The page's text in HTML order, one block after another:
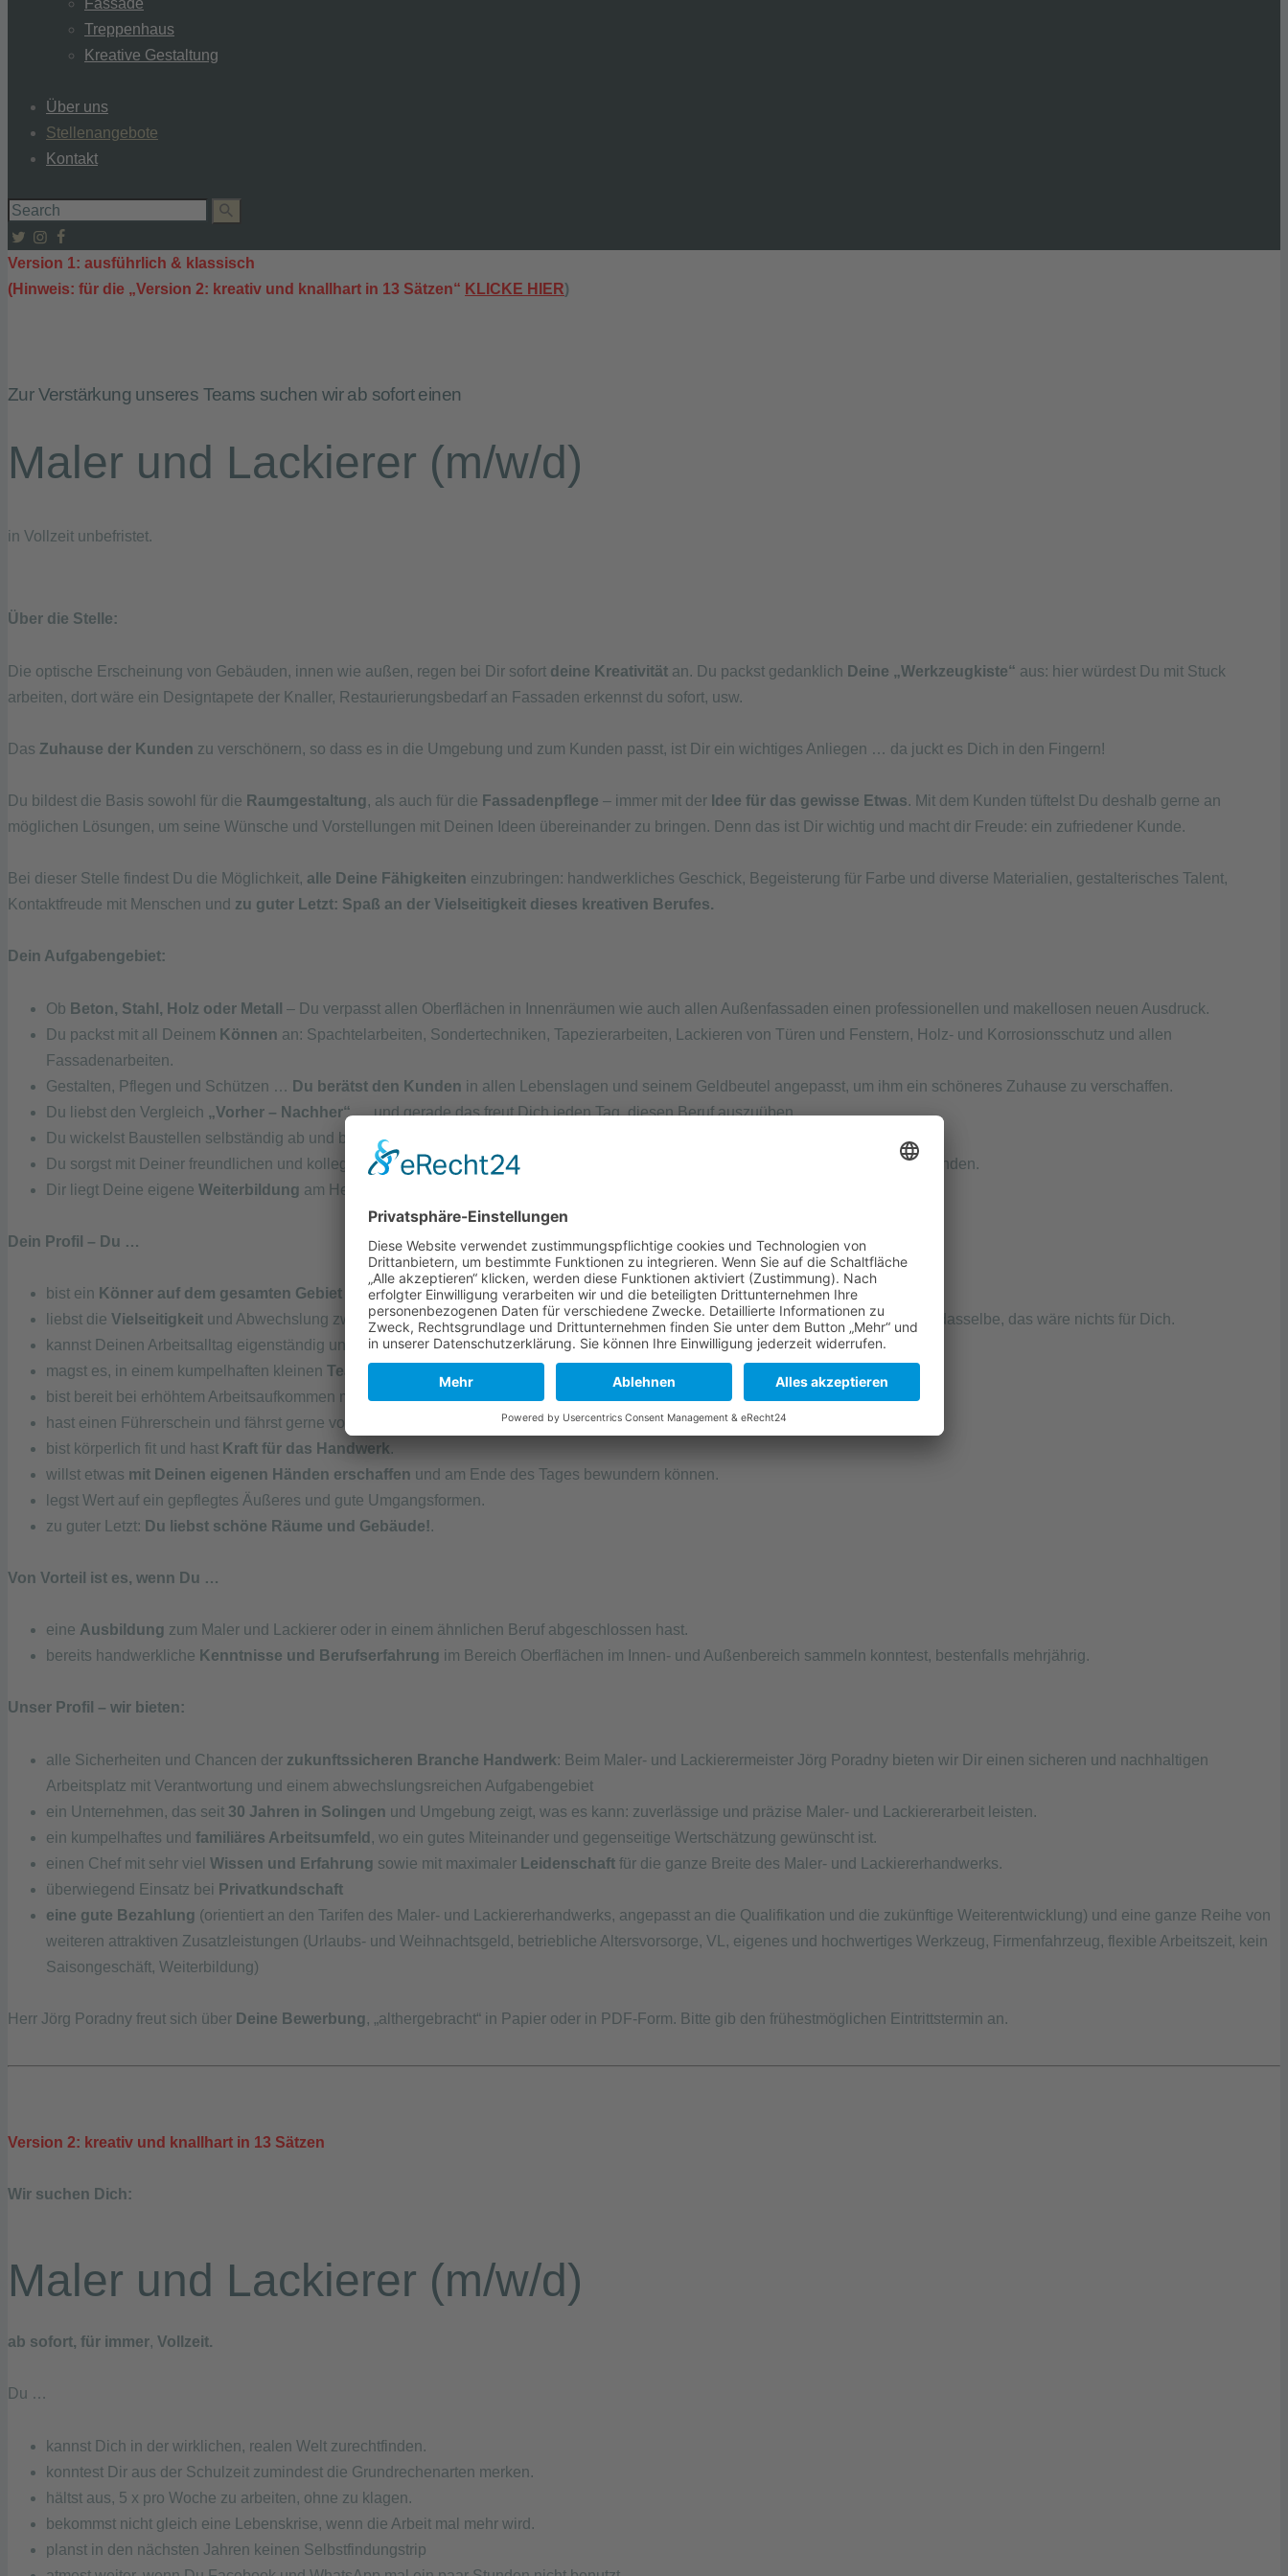
Fassade
Treppenhaus
Kreative Gestaltung
Über uns
Stellenangebote
Kontakt
Version 1: ausführlich & klassisch
(Hinweis: für die „Version 2: kreativ und knallhart in 13 Sätzen“ KLICKE HIER)
Zur Verstärkung unseres Teams suchen wir ab sofort einen
Maler und Lackierer (m/w/d)
in Vollzeit unbefristet.
Über die Stelle:
Die optische Erscheinung von Gebäuden, innen wie außen, regen bei Dir sofort deine Kreativität an. Du packst gedanklich Deine „Werkzeugkiste“ aus: hier würdest Du mit Stuck
arbeiten, dort wäre ein Designtapete der Knaller, Restaurierungsbedarf an Fassaden erkennst du sofort, usw.
Das Zuhause der Kunden zu verschönern, so dass es in die Umgebung und zum Kunden passt, ist Dir ein wichtiges Anliegen … da juckt es Dich in den Fingern!
Du bildest die Basis sowohl für die Raumgestaltung, als auch für die Fassadenpflege – immer mit der Idee für das gewisse Etwas. Mit dem Kunden tüftelst Du deshalb gerne an
möglichen Lösungen, um seine Wünsche und Vorstellungen mit Deinen Ideen übereinander zu bringen. Denn das ist Dir wichtig und macht dir Freude: ein zufriedener Kunde.
Bei dieser Stelle findest Du die Möglichkeit, alle Deine Fähigkeiten einzubringen: handwerkliches Geschick, Begeisterung für Farbe und diverse Materialien, gestalterisches Talent,
Kontaktfreude mit Menschen und zu guter Letzt: Spaß an der Vielseitigkeit dieses kreativen Berufes.
Dein Aufgabengebiet:
Ob Beton, Stahl, Holz oder Metall
– Du verpasst allen Oberflächen in Innenräumen wie auch allen Außenfassaden einen professionellen und makellosen neuen Ausdruck.
Du packst mit all Deinem Können an: Spachtelarbeiten, Sondertechniken, Tapezierarbeiten, Lackieren von Türen und Fenstern, Holz- und Korrosionsschutz und allen
Fassadenarbeiten.
Gestalten, Pflegen und Schützen … Du berätst den Kunden in allen Lebenslagen und seinem Geldbeutel angepasst, um ihm ein schöneres Zuhause zu verschaffen.
Du liebst den Vergleich „Vorher – Nachher“… und gerade das freut Dich jeden Tag, diesen Beruf auszuüben.
Du wickelst Baustellen selbständig ab und bleibst jederzeit im
Du sorgst mit Deiner freundlichen und kollegialen Art für eine gute Kommunikation und
– im Team und mit Kunden.
Dir liegt Deine eigene Weiterbildung am Herzen.
Dein Profil – Du …
bist ein Könner auf dem gesamten Gebiet Wände, Decken und Fassaden aller Art.
liebst die Vielseitigkeit und Abwechslung zwischen Malerarbeiten, Renovierungsarbeiten oder Instandhaltungsarbeiten. Jeden Tag dasselbe, das wäre nichts für Dich.
kannst Deinen Arbeitsalltag eigenständig und top strukturiertorganisieren.
magst es, in einem kumpelhaften kleinen Team
zu arbeiten, bei dem die Entscheidungswege kurz sind.
bist bereit bei erhöhtem Arbeitsaufkommen mehr zu arbeiten, dafür bei weniger Arbeitsaufkommen Stunden abzufeiern.
hast einen Führerschein und fährst gerne vorbildlich unsere Firmenautos.
bist körperlich fit und hast Kraft für das Handwerk.
willst etwas mit Deinen eigenen Händen erschaffen und am Ende des Tages bewundern können.
legst Wert auf ein gepflegtes Äußeres und gute Umgangsformen.
zu guter Letzt: Du liebst schöne Räume und Gebäude!.
Von Vorteil ist es, wenn Du …
eine Ausbildung zum Maler und Lackierer oder in einem ähnlichen Beruf abgeschlossen hast.
bereits handwerkliche Kenntnisse und Berufserfahrung im Bereich Oberflächen im Innen- und Außenbereich sammeln konntest, bestenfalls mehrjährig.
Unser Profil – wir bieten:
alle Sicherheiten und Chancen der zukunftssicheren Branche Handwerk: Beim Maler- und Lackierermeister Jörg Poradny bieten wir Dir einen sicheren und nachhaltigen
Arbeitsplatz mit Verantwortung und einem abwechslungsreichen Aufgabengebiet
ein Unternehmen, das seit 30 Jahren in Solingen und Umgebung zeigt, was es kann: zuverlässige und präzise Maler- und Lackiererarbeit leisten.
ein kumpelhaftes und familiäres Arbeitsumfeld , wo ein gutes Miteinander und gegenseitige Wertschätzung gewünscht ist.
einen Chef mit sehr viel Wissen und Erfahrung sowie mit maximaler Leidenschaft für die ganze Breite des Maler- und Lackiererhandwerks.
überwiegend Einsatz bei Privatkundschaft
eine gute Bezahlung (orientiert an den Tarifen des Maler- und Lackiererhandwerks, angepasst an die Qualifikation und die zukünftige Weiterentwicklung) und eine ganze Reihe von
weiteren attraktiven Zusatzleistungen (Urlaubs- und Weihnachtsgeld, betriebliche Altersvorsorge, VL, eigenes und hochwertiges Werkzeug, Firmenfahrzeug, flexible Arbeitszeit, kein
Saisongeschäft, Weiterbildung)
Herr Jörg Poradny freut sich über Deine Bewerbung, „althergebracht“ in Papier oder in PDF-Form. Bitte gib den frühestmöglichen Eintrittstermin an.
Version 2: kreativ und knallhart in 13 Sätzen
Wir suchen Dich:
Maler und Lackierer (m/w/d)
ab sofort, für immer, Vollzeit.
Du …
kannst Dich in der wirklichen, realen Welt zurechtfinden.
konntest Dir aus der Schulzeit zumindest die Grundrechenarten merken.
hältst aus, 5 x pro Woche zu arbeiten, ohne zu klagen.
bekommst nicht gleich eine Lebenskrise, wenn die Arbeit mal mehr wird.
planst in den nächsten Jahren keinen Selbstfindungstrip